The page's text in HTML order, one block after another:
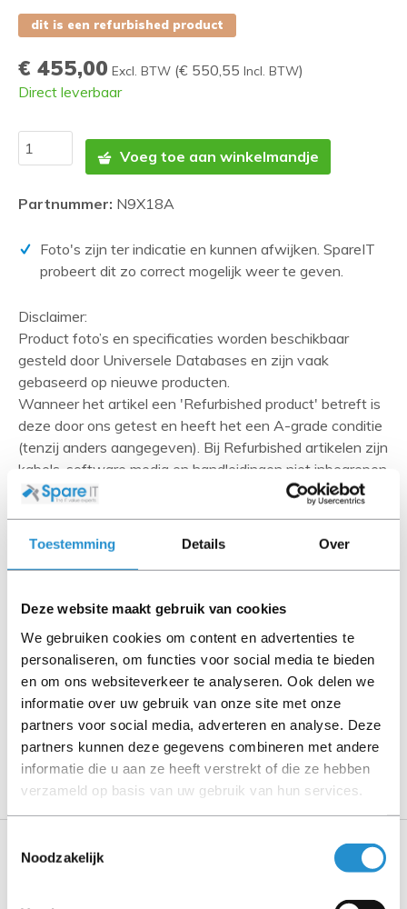
Toestemming Details Over
Deze website maakt gebruik van cookies
We gebruiken cookies om content en advertenties te
personaliseren, om functies voor social media te bieden
en om ons websiteverkeer te analyseren. Ook delen we
informatie over uw gebruik van onze site met onze
partners voor social media, adverteren en analyse. Deze
partners kunnen deze gegevens combineren met andere
informatie die u aan ze heeft verstrekt of die ze hebben
verzameld op basis van uw gebruik van hun services.
Noodzakelijk
dit is een refurbished product
€ 455,00 Excl. BTW (€ 550,55 Incl. BTW)
Direct leverbaar
Voeg toe aan winkelmandje
Partnummer: N9X18A
Foto's zijn ter indicatie en kunnen afwijken. SpareIT
probeert dit zo correct mogelijk weer te geven.
Disclaimer:
Product foto’s en specificaties worden beschikbaar
gesteld door Universele Databases en zijn vaak
gebaseerd op nieuwe producten.
Wanneer het artikel een 'Refurbished product' betreft is
deze door ons getest en heeft het een A-grade conditie
(tenzij anders aangegeven). Bij Refurbished artikelen zijn
kabels, software media en handleidingen niet inbegrepen
(tenzij anders aangegeven).
Let goed op de productbeschrijving en neem bij vragen
contact op met ons.
Omschrijving
Toon meer
LET OP: Op refurbished producten geldt een
garantieperiode van 90 dagen, tenzij anders
aangegeven.
Specificaties